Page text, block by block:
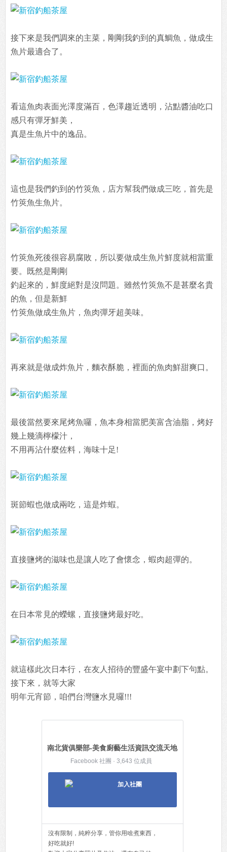
接下來是我們調來的主菜，剛剛我釣到的真鯛魚，做成生
魚片最適合了。
看這魚肉表面光澤度滿百，色澤趨近透明，沾點醬油吃口
感只有彈牙鮮美，
真是生魚片中的逸品。
這也是我們釣到的竹筴魚，店方幫我們做成三吃，首先是
竹筴魚生魚片。
竹筴魚死後很容易腐敗，所以要做成生魚片鮮度就相當重
要。既然是剛剛
釣起來的，鮮度絕對是沒問題。雖然竹筴魚不是甚麼名貴
的魚，但是新鮮
竹筴魚做成生魚片，魚肉彈牙超美味。
再來就是做成炸魚片，麵衣酥脆，裡面的魚肉鮮甜爽口。
最後當然要來尾烤魚囉，魚本身相當肥美富含油脂，烤好
幾上幾滴檸檬汁，
不用再沾什麼佐料，海味十足!
斑節蝦也做成兩吃，這是炸蝦。
直接鹽烤的滋味也是讓人吃了會懷念，蝦肉超彈的。
在日本常見的蠑螺，直接鹽烤最好吃。
就這樣此次日本行，在友人招待的豐盛午宴中劃下句點。
接下來，就等大家
明年元宵節，咱們台灣鹽水見囉!!!
南北貨俱樂部-美食廚藝生活資訊交流天地
Facebook 社團 · 3,643 位成員
加入社團
沒有限制，純粹分享，管你用啥煮東西，
好吃就好!